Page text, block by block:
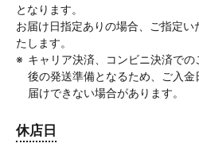
となります。
お届け日指定ありの場合、ご指定
たします。
キャリア決済、コンビニ決済で
後の発送準備となるため、ご入
届けできない場合があります。
休店日